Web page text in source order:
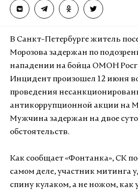
В Санкт-Петербурге житель
Морозова задержан по
нападении на бойца ОМОН
Инцидент произошел 12 июня
проведения
антикоррупционной акции на
Мужчина задержан на двое
обстоятельств.
Как сообщает «Фонтанка», СК
самом деле, участник митинга
спину кулаком, а не ножом, как